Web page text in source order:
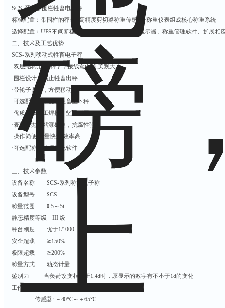
SCS-系列带围栏牲畜电子秤
标准配置：带围栏的秤台
高精度剪切梁称重传感器 +称重仪表组成核心称重系统
选择配置： UPS不间断稳压电源、打印机、大屏幕显示器、称重管理软件、扩展相
二、技术及工艺优势
SCS-系列移动式牲畜电子秤
·双层结构,设计科学，接线盒内置,美观大方
·围栏设计，防止牲畜出秤
·带轮子设计，方便移动
·可选配引坡，便于牲畜上下秤
·优质钢板精工焊接，坚固耐用
·表面经抛丸烤漆处理，抗腐性强
·操作简便
称量快速
效率高
·可选配称重管理系统软件
三、技术参数
设备名称 SCS-系列称猪电子称
设备型号 SCS
称量范围
0.5～5t
静态精度等级 III 级
秤台刚度
优于1/1000
安全超载
≧150%
极限超载
≧200%
称量方式
动态计量
鉴别力
当负荷改变相当于1.4d时，原显示的数字有不小于1d的变化
工作温度范围
传感器: － 40℃～＋ 65℃